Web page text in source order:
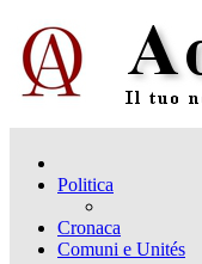
Politica
Cronaca
Comuni e Unités